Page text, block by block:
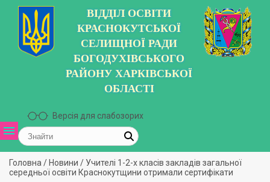
ВІДДІЛ ОСВІТИ
КРАСНОКУТСЬКОЇ
СЕЛИЩНОЇ РАДИ
БОГОДУХІВСЬКОГО
РАЙОНУ ХАРКІВСЬКОЇ
ОБЛАСТІ
Версія для слабозорих
Головна / Новини / Учителі 1-2-х класів закладів загальної
середньої освіти Краснокутщини отримали сертифікати